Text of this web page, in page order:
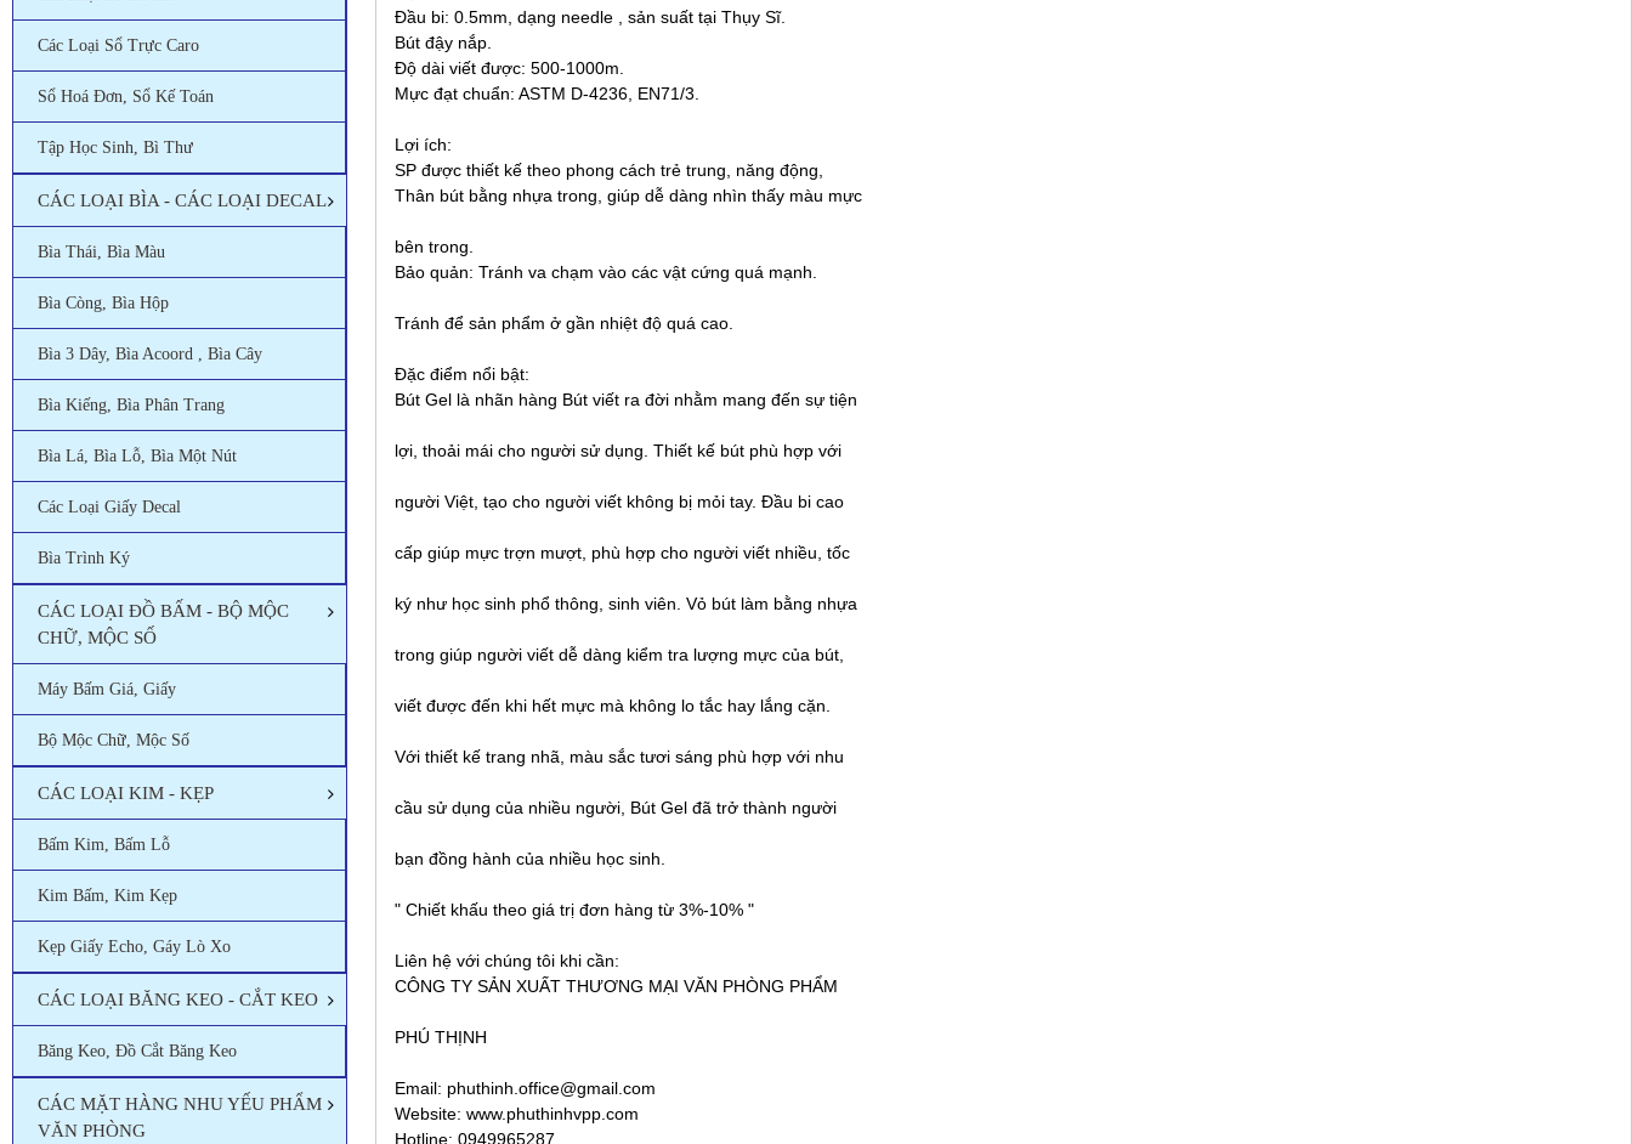
Các Loại Sổ Trực Caro
Sổ Hoá Đơn, Sổ Kế Toán
Tập Học Sinh, Bì Thư
CÁC LOẠI BÌA - CÁC LOẠI DECAL
Bìa Thái, Bìa Màu
Bìa Còng, Bìa Hộp
Bìa 3 Dây, Bìa Acoord , Bìa Cây
Bìa Kiếng, Bìa Phân Trang
Bìa Lá, Bìa Lỗ, Bìa Một Nút
Các Loại Giấy Decal
Bìa Trình Ký
CÁC LOẠI ĐỒ BẤM - BỘ MỘC
CHỮ, MỘC SỐ
Máy Bấm Giá, Giấy
Bộ Mộc Chữ, Mộc Số
CÁC LOẠI KIM - KẸP
Bấm Kim, Bấm Lỗ
Kim Bấm, Kim Kẹp
Kẹp Giấy Echo, Gáy Lò Xo
CÁC LOẠI BĂNG KEO - CẮT KEO
Băng Keo, Đồ Cắt Băng Keo
CÁC MẶT HÀNG NHU YẾU PHẨM
VĂN PHÒNG
Đầu bi: 0.5mm, dạng needle , sản suất tại Thụy Sĩ.
Bút đậy nắp.
Độ dài viết được: 500-1000m.
Mực đạt chuẩn: ASTM D-4236, EN71/3.
Lợi ích:
SP được thiết kế theo phong cách trẻ trung, năng động,
Thân bút bằng nhựa trong, giúp dễ dàng nhìn thấy màu mực
bên trong.
Bảo quản: Tránh va chạm vào các vật cứng quá mạnh.
Tránh để sản phẩm ở gần nhiệt độ quá cao.
Đặc điểm nổi bật:
Bút Gel là nhãn hàng Bút viết ra đời nhằm mang đến sự tiện
lợi, thoải mái cho người sử dụng. Thiết kế bút phù hợp với
người Việt, tạo cho người viết không bị mỏi tay. Đầu bi cao
cấp giúp mực trợn mượt, phù hợp cho người viết nhiều, tốc
ký như học sinh phổ thông, sinh viên. Vỏ bút làm bằng nhựa
trong giúp người viết dễ dàng kiểm tra lượng mực của bút,
viết được đến khi hết mực mà không lo tắc hay lắng cặn.
Với thiết kế trang nhã, màu sắc tươi sáng phù hợp với nhu
cầu sử dụng của nhiều người, Bút Gel đã trở thành người
bạn đồng hành của nhiều học sinh.
" Chiết khấu theo giá trị đơn hàng từ 3%-10% "
Liên hệ với chúng tôi khi cần:
CÔNG TY SẢN XUẤT THƯƠNG MẠI VĂN PHÒNG PHẨM
PHÚ THỊNH
Email: phuthinh.office@gmail.com
Website: www.phuthinhvpp.com
Hotline: 0949965287